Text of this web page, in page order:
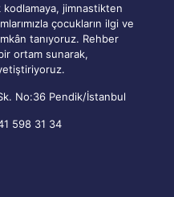
jimnastikten
çocukların ilgi ve
tanıyoruz. Rehber
ortam sunarak,
No:36 Pendik/İstanbul
598 31 34